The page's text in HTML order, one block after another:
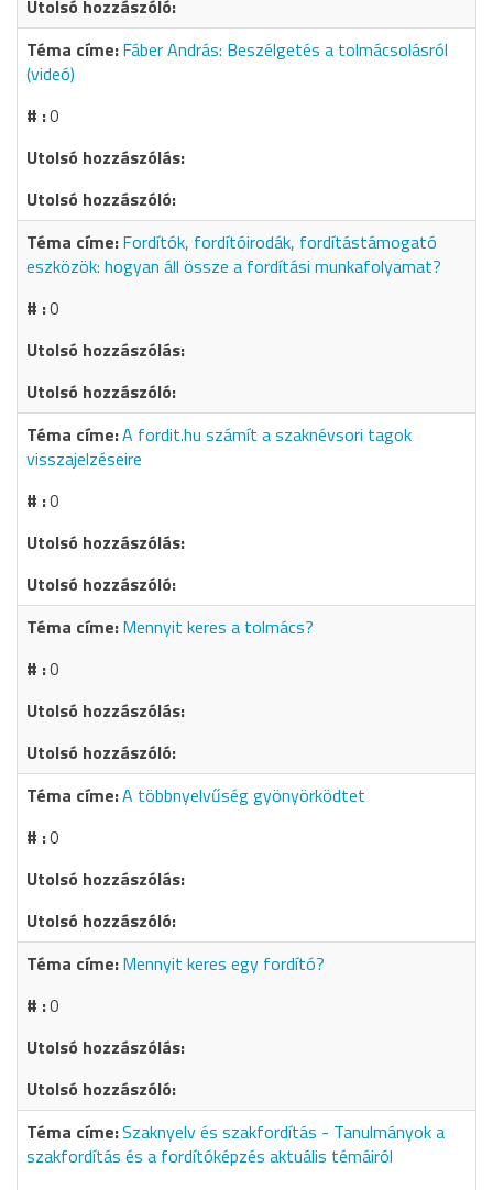
Fáber András: Beszélgetés a tolmácsolásról
(videó)
0
Fordítók, fordítóirodák, fordítástámogató
eszközök: hogyan áll össze a fordítási munkafolyamat?
0
A fordit.hu számít a szaknévsori tagok
visszajelzéseire
0
Mennyit keres a tolmács?
0
A többnyelvűség gyönyörködtet
0
Mennyit keres egy fordító?
0
Szaknyelv és szakfordítás - Tanulmányok a
szakfordítás és a fordítóképzés aktuális témáiról